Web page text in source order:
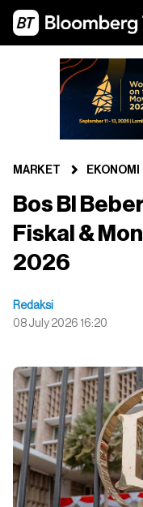
MARKET EKONOMI
Bos BI
Fiskal &
2026
Redaksi
08 July 2026 16:20